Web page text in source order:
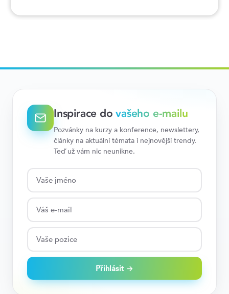
Inspirace dovašeho e-mailu
Pozvánky na kurzy a konference, newslettery,
články na aktuální témata i nejnovější trendy.
Teď už vám nic neunikne.
Přihlásit →